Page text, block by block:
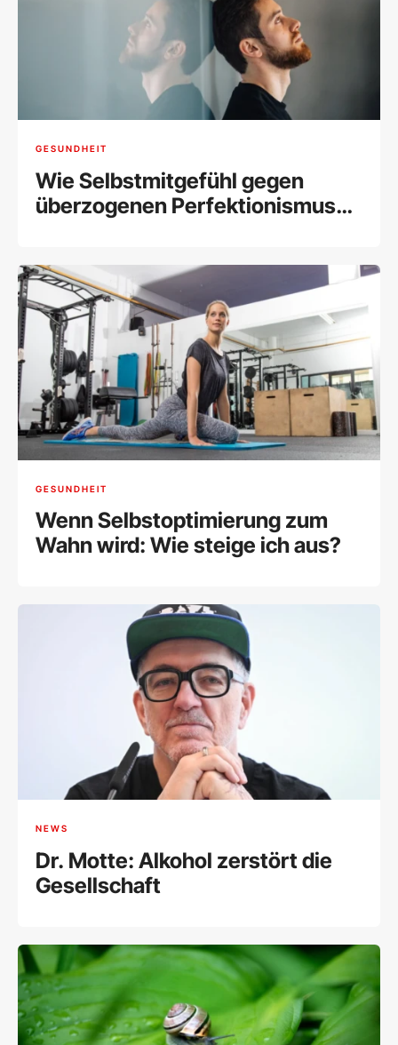
GESUNDHEIT
Wie Selbstmitgefühl gegen
überzogenen Perfektionismus
GESUNDHEIT
Wenn Selbstoptimierung zum
Wahn wird: Wie steige ich aus?
NEWS
Dr. Motte: Alkohol zerstört die
Gesellschaft